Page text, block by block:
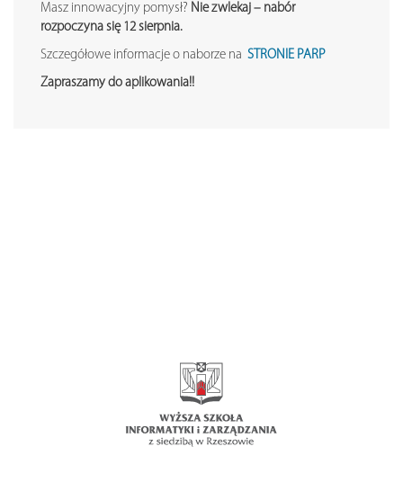
Masz innowacyjny pomysł? Nie zwlekaj – nabór
rozpoczyna się 12 sierpnia.
Szczegółowe informacje o naborze na STRONIE PARP
Zapraszamy do aplikowania!!